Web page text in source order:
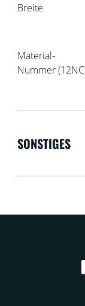
Breite
Material-
Nummer
SONSTIGES